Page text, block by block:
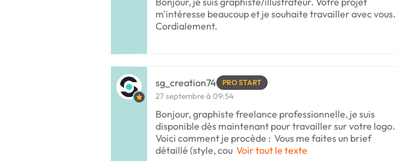
m'intéresse beaucoup et je souhaite travailler avec vous.
Cordialement.
sg_creation74 PRO START
27 septembre à 09:54
Bonjour, graphiste freelance professionnelle, je suis
disponible dès maintenant pour travailler sur votre logo.
Voici comment je procède : Vous me faites un brief
détaillé (style, cou Voir tout le texte